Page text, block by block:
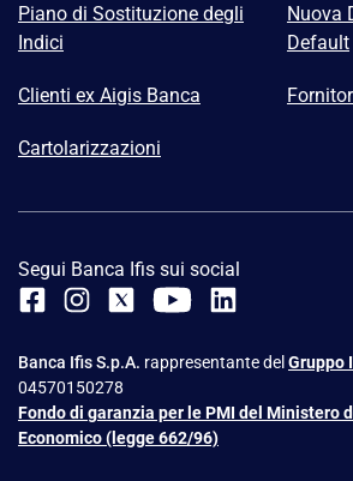
Piano di Sostituzione degli
Indici
Nuova
Default
Clienti ex Aigis Banca
Cartolarizzazioni
Segui Banca Ifis sui social
Banca Ifis S.p.A. rappresentante del Gruppo
04570150278
Fondo di garanzia per le PMI del Ministero
Economico (legge 662/96)